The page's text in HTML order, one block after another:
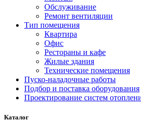
Обслуживание
Ремонт вентиляции
Тип помещения
Квартира
Офис
Рестораны и кафе
Жилые здания
Технические помещения
Пуско-наладочные работы
Подбор и поставка оборудования
Проектирование систем
Каталог